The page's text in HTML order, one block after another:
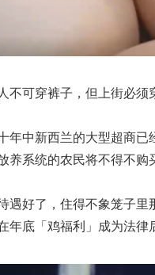
不可穿裤子，但上街必须
年中新西兰的大型超商
养系统的农民将不得不购
遇好了，住得不象笼子
年底「鸡福利」成为法律